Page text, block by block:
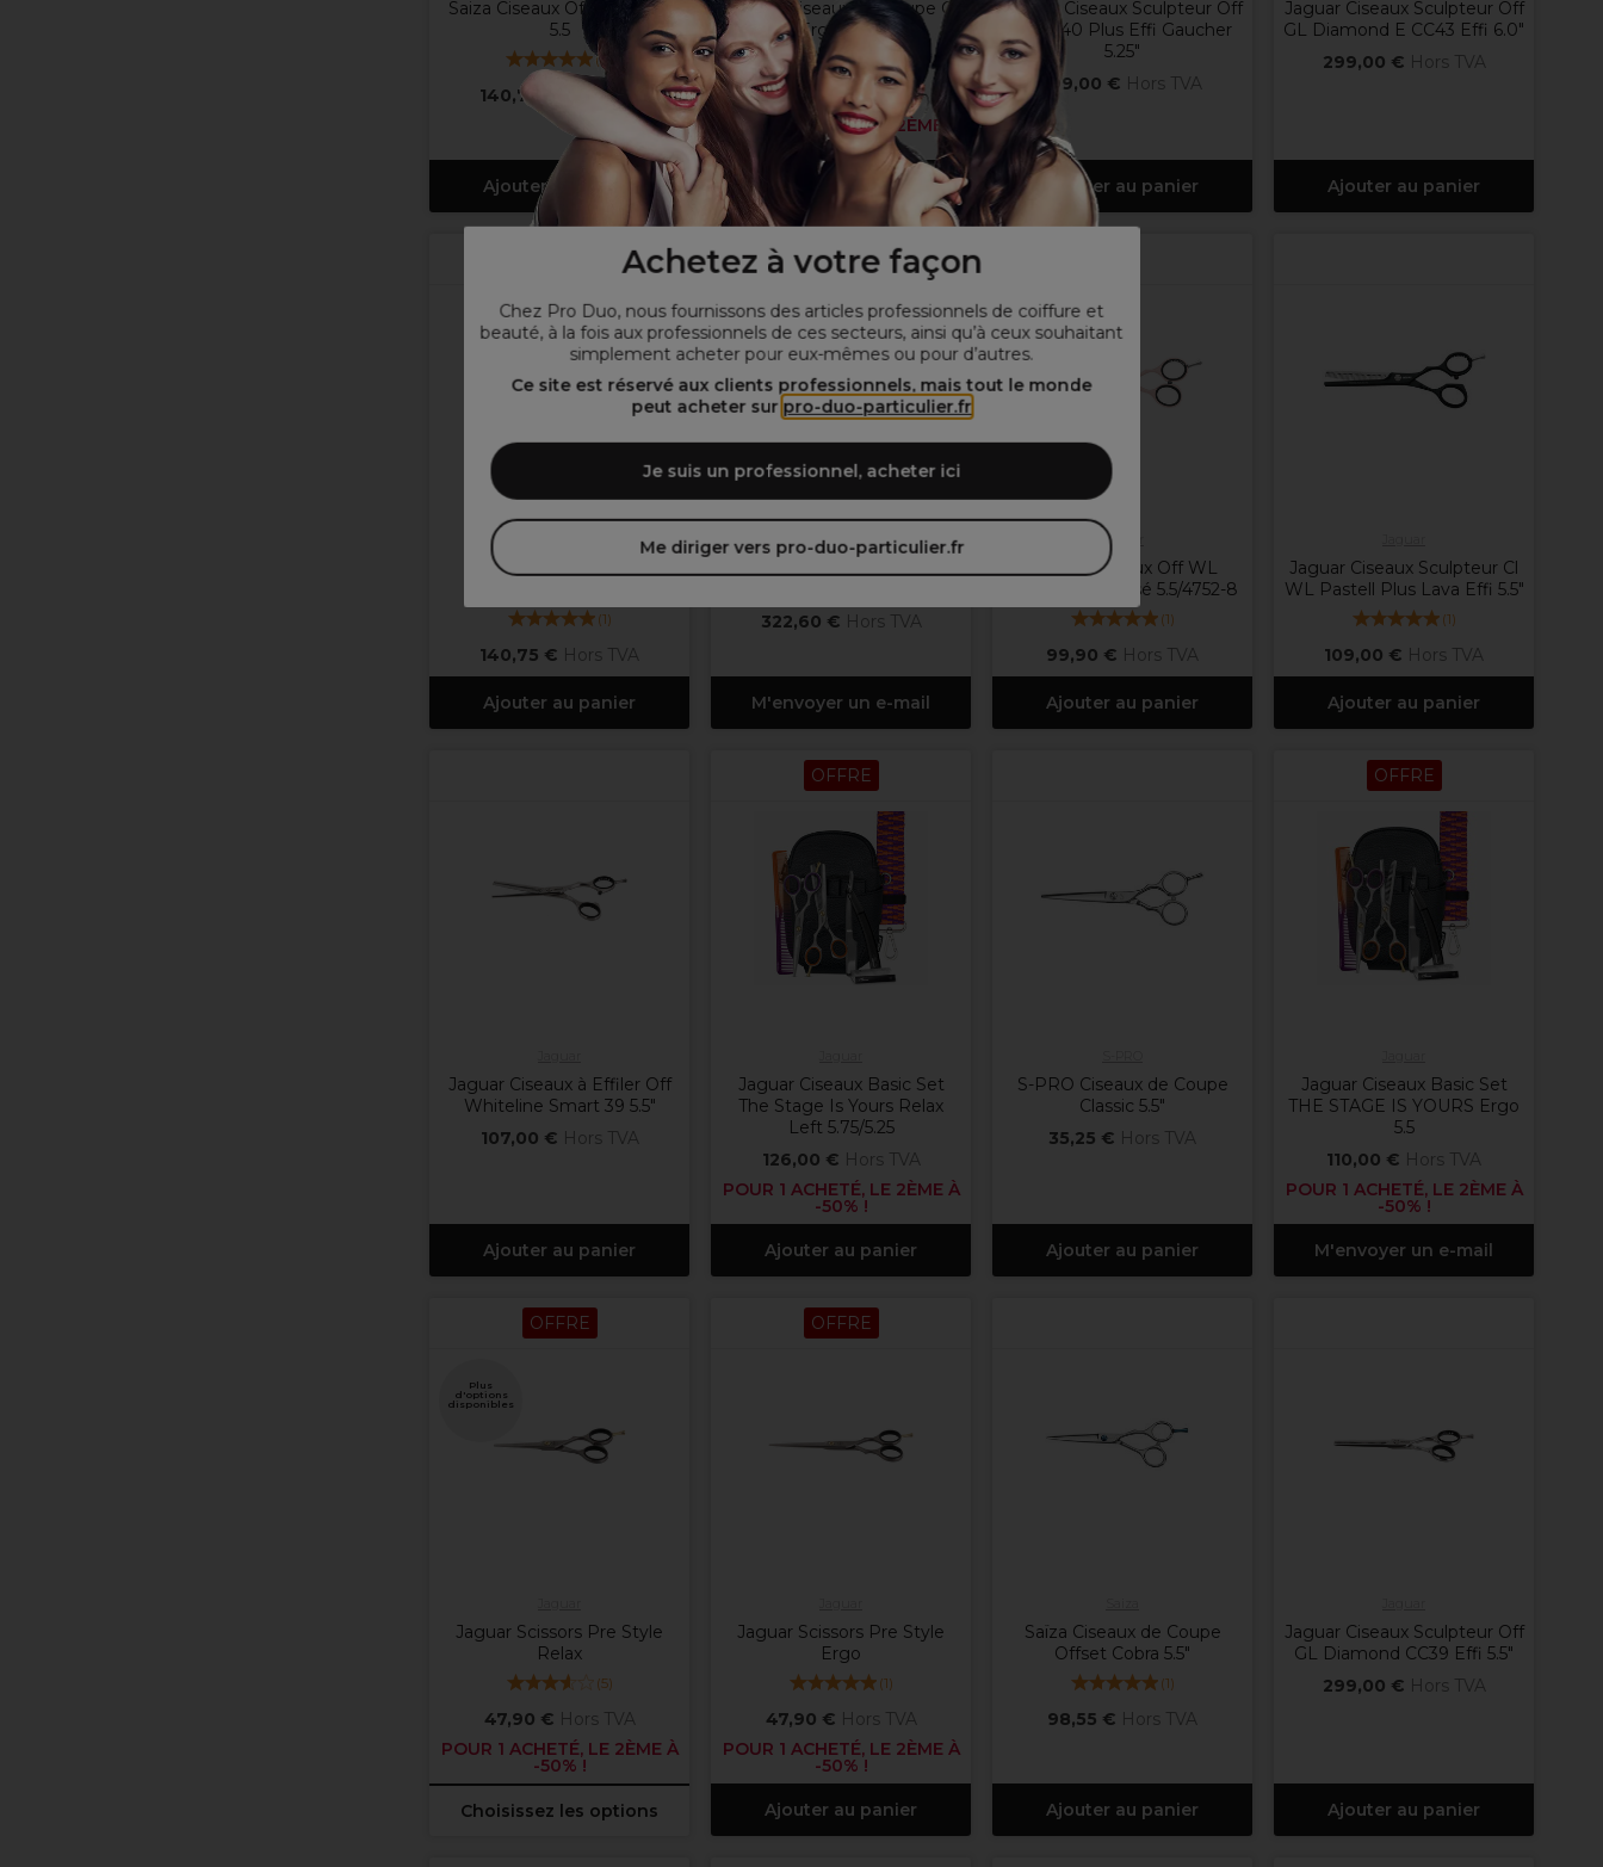
Achetez à votre façon
Chez Pro Duo, nous fournissons des articles professionnels de coiffure et
beauté, à la fois aux professionnels de ces secteurs, ainsi qu’à ceux souhaitant
simplement acheter pour eux-mêmes ou pour d’autres.
Ce site est réservé aux clients professionnels, mais tout le monde
peut acheter sur pro-duo-particulier.fr
Je suis un professionnel, acheter ici
Me diriger vers pro-duo-particulier.fr
Saiza Ciseaux Off Tarantula
5.5
(
140,75 € Hors TVA
Ajouter au panier
Jaguar Ciseaux de Coupe Cl
PS Ergo Pink 5.5"
(
62,90 €
Hors TVA
POUR 1 ACHETÉ, LE 2ÈME À
-50% !
Ajouter au panier
Jaguar Ciseaux Sculpteur Off
SL CJ40 Plus Effi Gaucher
5.25"
199,00 € Hors TVA
Ajouter au panier
Jaguar Ciseaux Sculpteur Off
GL Diamond E CC43 Effi 6.0"
299,00 € Hors TVA
Ajouter au panier
Saiza Ciseaux Effileurs
(1)
140,75 € Hors TVA
Ajouter au panier
Kasho
322,60 € Hors TVA
M'envoyer un e-mail
Jaguar
Jaguar Ciseaux Off WL
Pastell Plus Rosé 5.5/4752-8
(1)
99,90 € Hors TVA
Ajouter au panier
Jaguar Ciseaux Sculpteur Cl
WL Pastell Plus Lava Effi 5.5"
(1)
109,00 € Hors TVA
Ajouter au panier
Jaguar Ciseaux à Effiler Off
Whiteline Smart 39 5.5"
107,00 € Hors TVA
Ajouter au panier
OFFRE
Jaguar Ciseaux Basic Set
The Stage Is Yours Relax
Left 5.75/5.25
126,00 € Hors TVA
POUR 1 ACHETÉ, LE 2ÈME À
-50% !
Ajouter au panier
S-PRO Ciseaux de Coupe
Classic 5.5"
35,25 € Hors TVA
Ajouter au panier
OFFRE
Jaguar Ciseaux Basic Set
THE STAGE IS YOURS Ergo
5.5
110,00 € Hors TVA
POUR 1 ACHETÉ, LE 2ÈME À
-50% !
M'envoyer un e-mail
OFFRE
Plus
d'options
disponibles
Jaguar Scissors Pre Style
Relax
(5)
47,90 € Hors TVA
POUR 1 ACHETÉ, LE 2ÈME À
-50% !
Choisissez les options
OFFRE
Jaguar Scissors Pre Style
Ergo
(1)
47,90 € Hors TVA
POUR 1 ACHETÉ, LE 2ÈME À
-50% !
Ajouter au panier
Saïza Ciseaux de Coupe
Offset Cobra 5.5"
(1)
98,55 € Hors TVA
Ajouter au panier
Jaguar Ciseaux Sculpteur Off
GL Diamond CC39 Effi 5.5"
299,00 € Hors TVA
Ajouter au panier